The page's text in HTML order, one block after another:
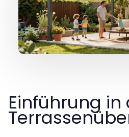
Einführung in